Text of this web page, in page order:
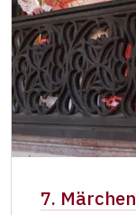
7. Märchen